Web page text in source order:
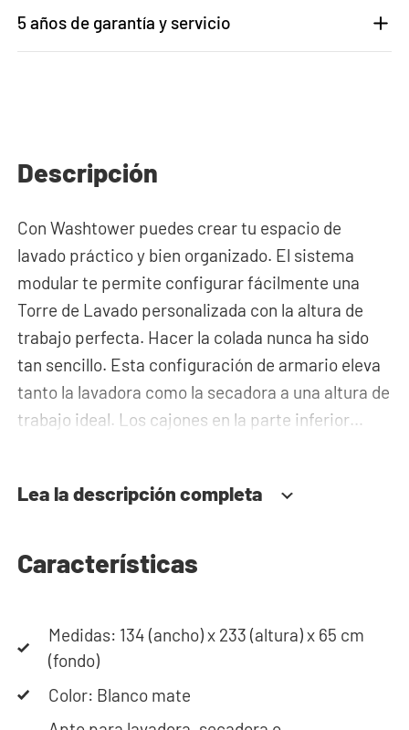
5 años de garantía y servicio
Descripción
Con Washtower puedes crear tu espacio de
lavado práctico y bien organizado. El sistema
modular te permite configurar fácilmente una
Torre de Lavado personalizada con la altura de
trabajo perfecta. Hacer la colada nunca ha sido
tan sencillo. Esta configuración de armario eleva
tanto la lavadora como la secadora a una altura de
trabajo ideal. Los cajones en la parte inferior
utilizar para colocar la cesta de la ropa. En los
ropa de cama y otros artículos para que queden
elegante y ordenada.
El mueble ha sido especialmente construido de tal
manera que
absorbe las vibraciones
Lea la descripción completa
Características
Medidas: 134 (ancho) x 233 (altura) x 65 cm
(fondo)
Color: Blanco mate